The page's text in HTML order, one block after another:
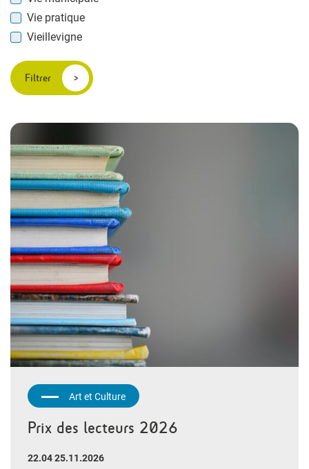
Vie pratique
Vieillevigne
Filtrer
Art et Culture
Prix des lecteurs 2026
22.04 25.11.2026